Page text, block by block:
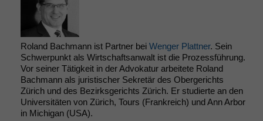
Roland Bachmann ist Partner bei Wenger Plattner. Sein
Schwerpunkt als Wirtschaftsanwalt ist die Prozessführung.
Vor seiner Tätigkeit in der Advokatur arbeitete Roland
Bachmann als juristischer Sekretär des Obergerichts
Zürich und des Bezirksgerichts Zürich. Er studierte an den
Universitäten von Zürich, Tours (Frankreich) und Ann Arbor
in Michigan (USA).
Notwendige
Cookies
Diese
Cookies sind